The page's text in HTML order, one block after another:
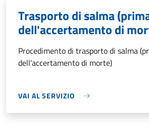
Trasporto di salma
dell'accertamento di
Procedimento di trasporto di salma
dell'accertamento di morte)
VAI AL SERVIZIO